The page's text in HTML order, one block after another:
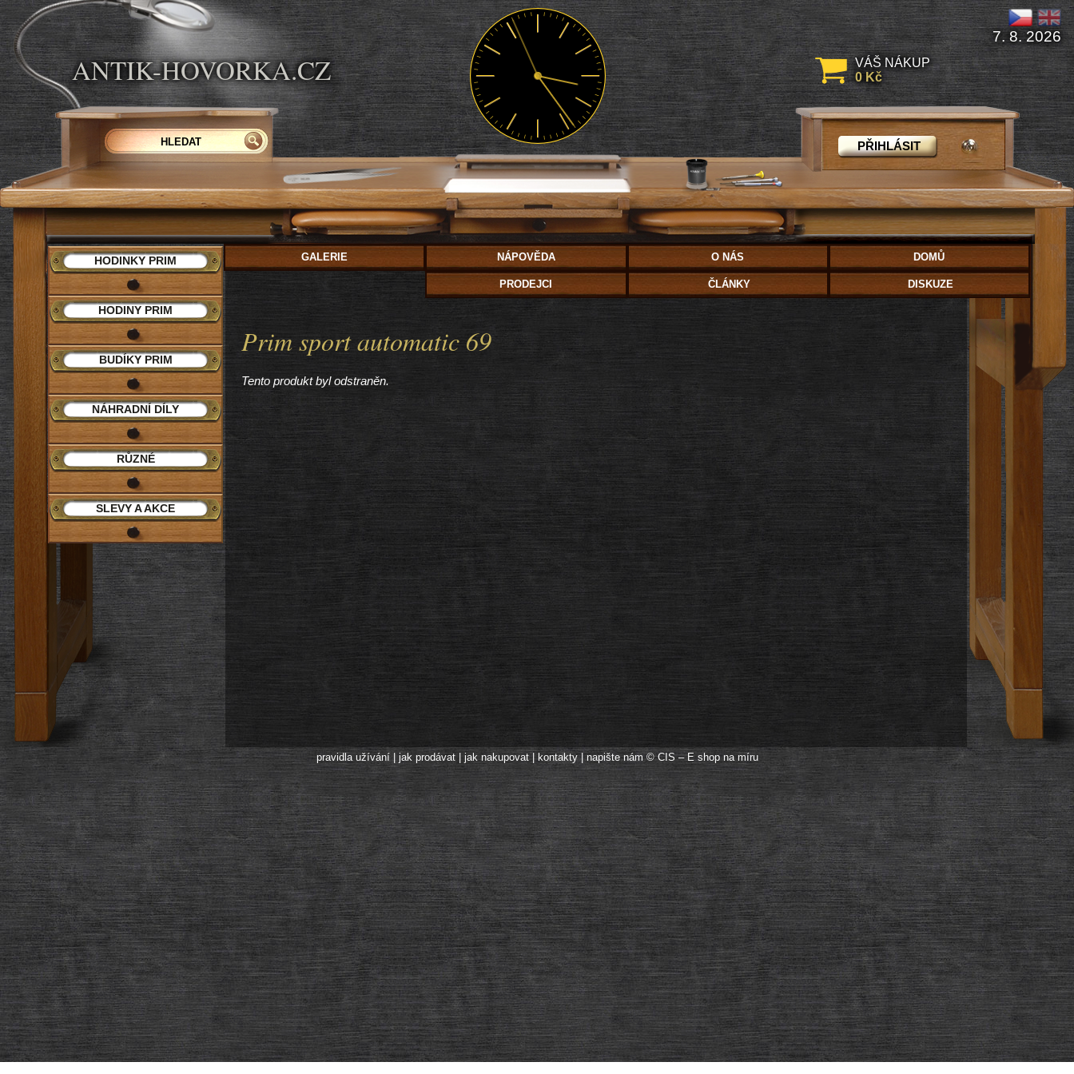
Prim sport automatic 69
Tento produkt byl odstraněn.
ANTIK-HOVORKA.CZ
PŘIHLÁSIT
7. 8. 2026
VÁŠ NÁKUP
0 Kč
DOMŮ
O NÁS
NÁPOVĚDA
GALERIE
DISKUZE
ČLÁNKY
PRODEJCI
HODINKY PRIM
HODINY PRIM
BUDÍKY PRIM
NÁHRADNÍ DÍLY
RŮZNÉ
SLEVY A AKCE
pravidla užívání| jak prodávat| jak nakupovat| kontakty|napište nám © CIS – E shop na míru